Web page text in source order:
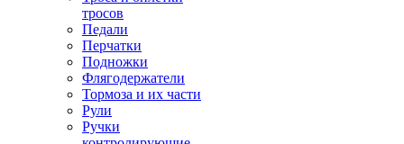
тросов
Педали
Перчатки
Подножки
Флягодержатели
Тормоза и их части
Рули
Ручки